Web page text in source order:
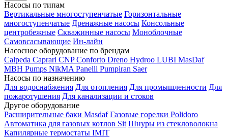
Насосы по типам
Вертикальные многоступенчатые Горизонтальные
многоступенчатые Дренажные насосы Консольные
центробежные Скважинные насосы Моноблочные
Самовсасывающие Ин-лайн
Насосное оборудование по брендам
Calpeda Caprari CNP Conforto Dreno Hydroo LUBI MasDaf
MBH Pumps NikMA Panelli Pumpiran Saer
Насосы по назначению
Для водоснабжения Для отопления Для промышленности Для
пожаротушения Для канализации и стоков
Другое оборудование
Расширительные баки Masdaf Газовые горелки Polidoro
Автоматика для газовых котлов Sit Шнуры из стекловолокна
Капилярные термостаты IMIT